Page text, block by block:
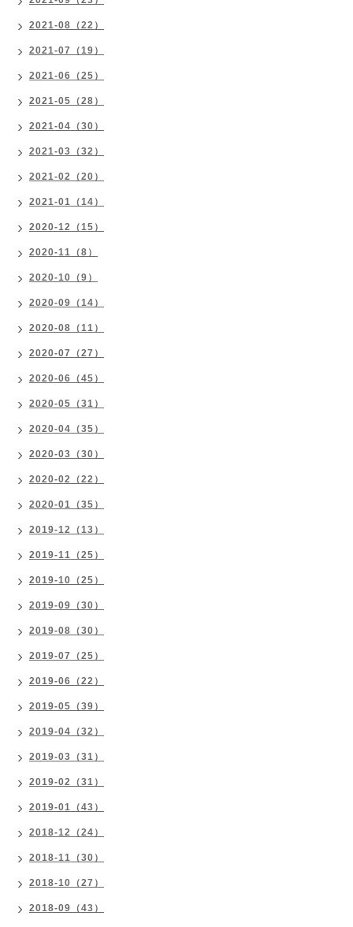
2021-08（22）
2021-07（19）
2021-06（25）
2021-05（28）
2021-04（30）
2021-03（32）
2021-02（20）
2021-01（14）
2020-12（15）
2020-11（8）
2020-10（9）
2020-09（14）
2020-08（11）
2020-07（27）
2020-06（45）
2020-05（31）
2020-04（35）
2020-03（30）
2020-02（22）
2020-01（35）
2019-12（13）
2019-11（25）
2019-10（25）
2019-09（30）
2019-08（30）
2019-07（25）
2019-06（22）
2019-05（39）
2019-04（32）
2019-03（31）
2019-02（31）
2019-01（43）
2018-12（24）
2018-11（30）
2018-10（27）
2018-09（43）